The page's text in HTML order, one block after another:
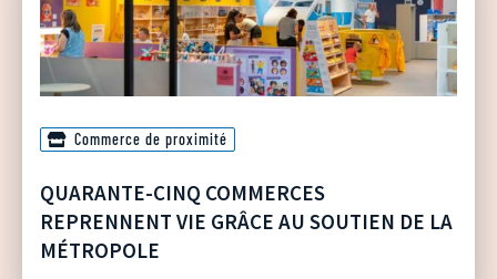
Commerce de proximité
QUARANTE-CINQ COMMERCES
REPRENNENT VIE GRÂCE AU SOUTIEN DE LA
MÉTROPOLE